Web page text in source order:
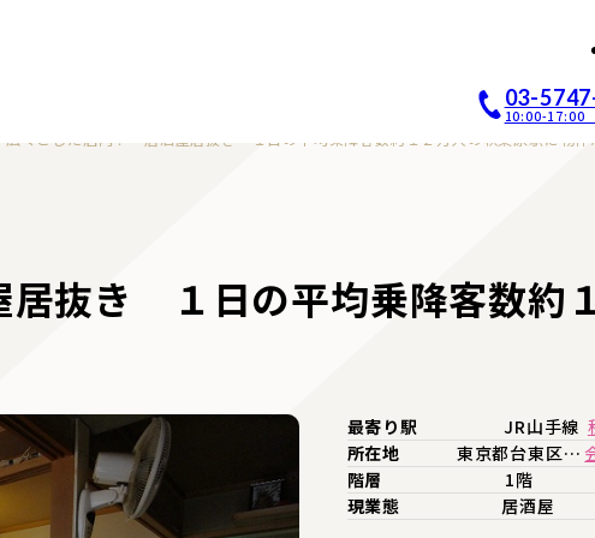
店開業｜居抜き店舗ABCホー
03-
10:00-17:00
広々とした店内！ 居酒屋居抜き １日の平均乗降客数約１２万人の秋葉原駅に物件
抜き １日の平均乗降客数約
最寄り駅 JR山手線
所在地
東京都台東区…
階層
1階
現業態
居酒屋